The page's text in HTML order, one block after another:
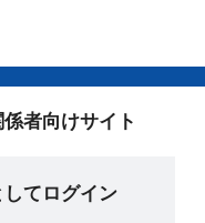
者向けサイト
てログイン